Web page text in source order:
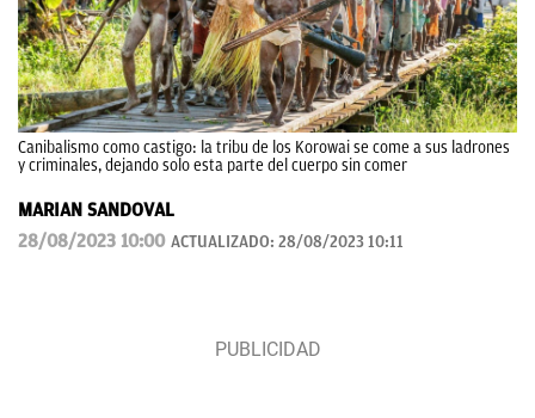
Canibalismo como castigo: la tribu de los Korowai se come a sus ladrones
y criminales, dejando solo esta parte del cuerpo sin comer
MARIAN SANDOVAL
28/08/2023 10:00 ACTUALIZADO: 28/08/2023 10:11